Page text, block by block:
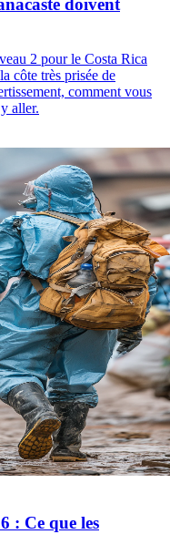
2 pour le Costa Rica
côte très prisée de
comment vous
aller.
: Ce que les